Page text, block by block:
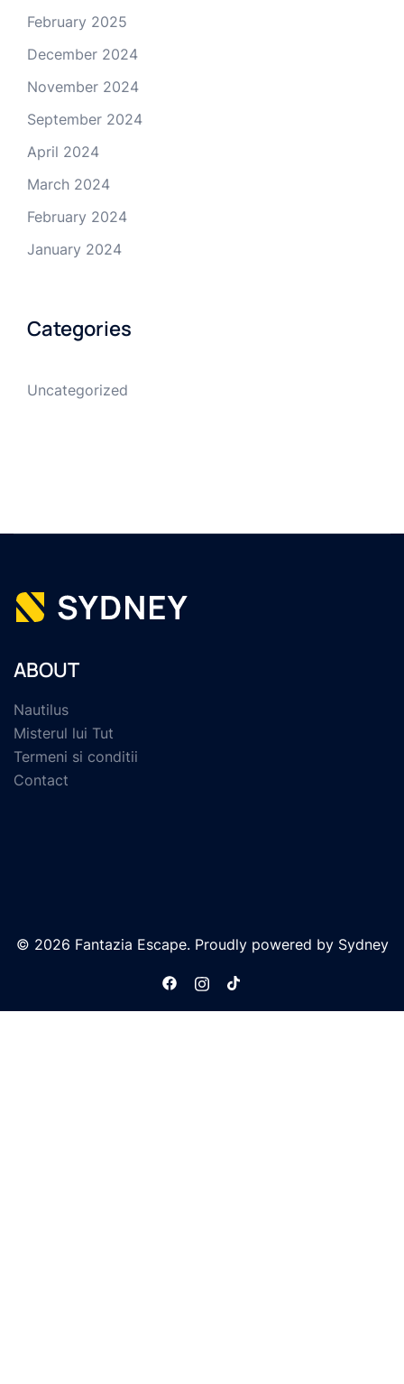
February 2025
December 2024
November 2024
September 2024
April 2024
March 2024
February 2024
January 2024
Categories
Uncategorized
ABOUT
Nautilus
Misterul lui Tut
Termeni si conditii
Contact
© 2026 Fantazia Escape. Proudly powered by Sydney
https://www.facebook.com/
https://www.instagram.com/
https://www.tiktok.com/